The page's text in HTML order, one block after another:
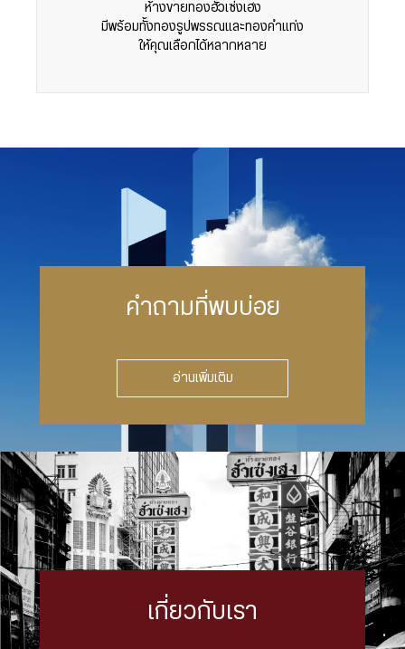
ห้างขายทองฮั่วเซ่งเฮง
มีพร้อมทั้งทองรูปพรรณและทองคำแท่ง
ให้คุณเลือกได้หลากหลาย
คำถามที่พบบ่อย
อ่านเพิ่มเติม
เกี่ยวกับเรา